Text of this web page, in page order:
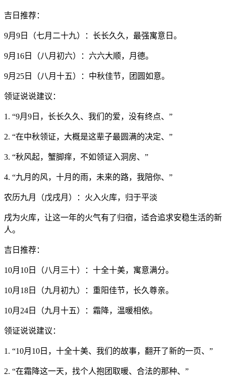
吉日推荐：
9月9日（七月二十九）：长长久久，最强寓意日。
9月16日（八月初六）：六六大顺，月德。
9月25日（八月十五）：中秋佳节，团圆如意。
领证说说建议：
1. “9月9日，长长久久、我们的爱，没有终点、”
2. “在中秋领证，大概是这辈子最圆满的决定、”
3. “秋风起，蟹脚痒，不如领证入洞房、”
4. “九月的风，十月的雨，未来的路，我陪你、”
农历九月（戊戌月）：火入火库，归于平淡
戌为火库，让这一年的火气有了归宿，适合追求安稳生活的新
人。
吉日推荐：
10月10日（八月三十）：十全十美，寓意满分。
10月18日（九月初九）：重阳佳节，长久尊亲。
10月24日（九月十五）：霜降，温暖相依。
领证说说建议：
1. “10月10日，十全十美、我们的故事，翻开了新的一页、”
2. “在霜降这一天，找个人抱团取暖、合法的那种、”